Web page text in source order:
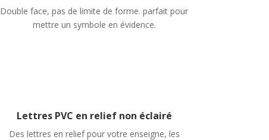
Double face, pas de limite de forme. parfait pour
mettre un symbole en évidence.
Lettres PVC en relief non éclairé
Des lettres en relief pour votre enseigne, les